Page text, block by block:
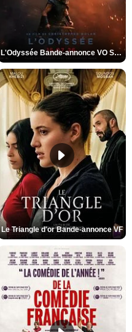
L'Odyssée Bande-annonce VO STFR
Le Triangle d'or Bande-annonce VF